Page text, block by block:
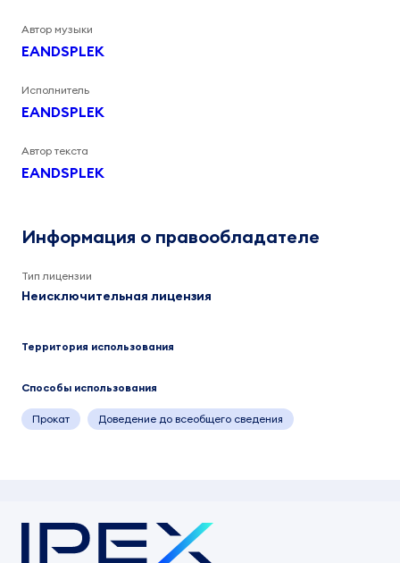
Автор музыки
EANDSPLEK
Исполнитель
EANDSPLEK
Автор текста
EANDSPLEK
Информация о правообладателе
Тип лицензии
Неисключительная лицензия
Территория использования
Способы использования
Прокат Доведение до всеобщего сведения